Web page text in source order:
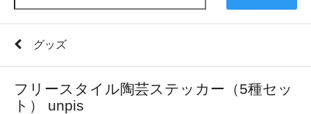
グッズ
フリースタイル陶芸ステッカー（5種セッ
ト） unpis